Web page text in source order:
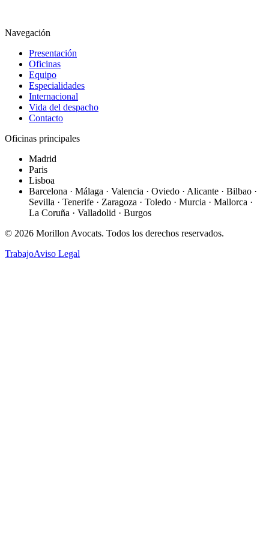
Navegación
Presentación
Oficinas
Equipo
Especialidades
Internacional
Vida del despacho
Contacto
Oficinas principales
Madrid
Paris
Lisboa
Barcelona · Málaga · Valencia · Oviedo · Alicante · Bilbao ·
Sevilla · Tenerife · Zaragoza · Toledo · Murcia · Mallorca ·
La Coruña · Valladolid · Burgos
© 2026 Morillon Avocats. Todos los derechos reservados.
TrabajoAviso Legal